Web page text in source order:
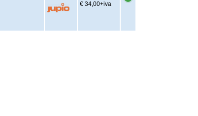
€ 34,00+iva